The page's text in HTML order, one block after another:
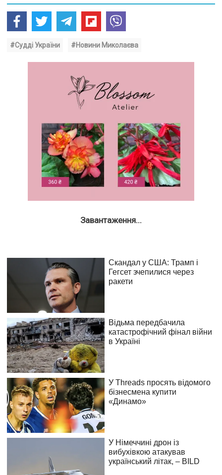
#Судді України #Новини Миколаєва
Завантаження...